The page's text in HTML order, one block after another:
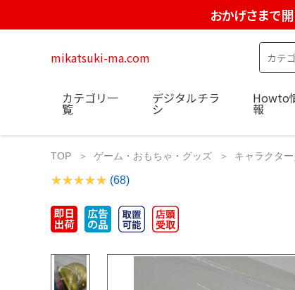
おかげさまで
mikatsuki-ma.com
カテゴリ一
覧
デジタルチラ
シ
Howto
報
TOP ゲーム・おもちゃ・グッズ キャラクタ
(68)